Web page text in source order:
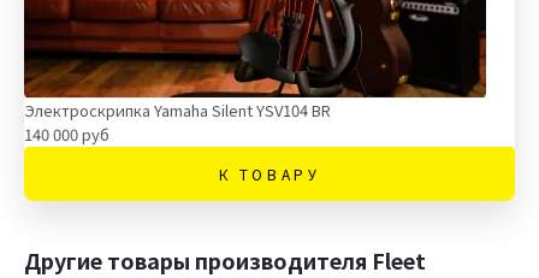
Электроскрипка Yamaha Silent YSV104 BR
140 000 руб
К ТОВАРУ
Другие товары производителя Fleet